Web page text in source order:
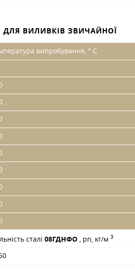
ДЛЯ ВИЛИВКІВ ЗВИЧАЙНОЇ
випробування, ° С
сталі 08ГДНФО , pn, кг/м 3